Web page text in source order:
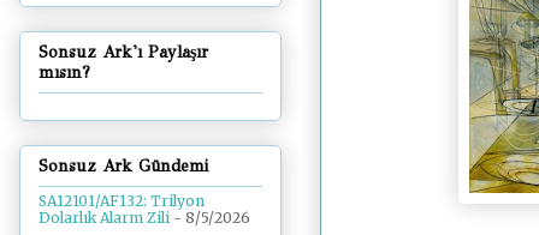
Sonsuz Ark'ı Paylaşır
mısın?
Sonsuz Ark Gündemi
SA12101/AF132: Trilyon
Dolarlık Alarm Zili - 8/5/2026